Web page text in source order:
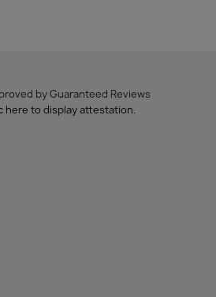
by Guaranteed Reviews
here to display attestation.